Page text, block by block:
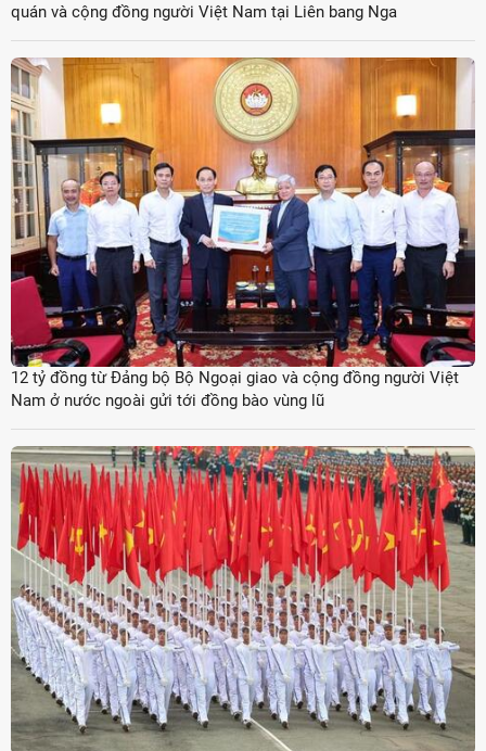
quán và cộng đồng người Việt Nam tại Liên bang Nga
12 tỷ đồng từ Đảng bộ Bộ Ngoại giao và cộng đồng người Việt
Nam ở nước ngoài gửi tới đồng bào vùng lũ